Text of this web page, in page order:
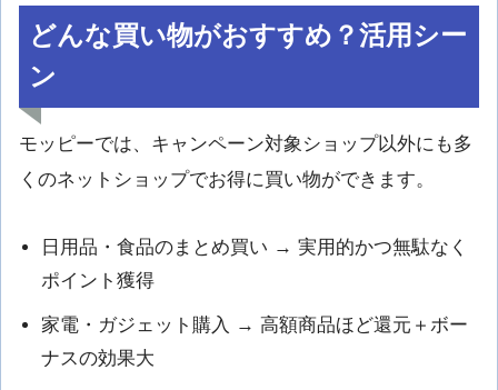
どんな買い物がおすすめ？活用シー
ン
モッピーでは、キャンペーン対象ショップ以外にも多
くのネットショップでお得に買い物ができます。
日用品・食品のまとめ買い → 実用的かつ無駄なく
ポイント獲得
家電・ガジェット購入 → 高額商品ほど還元＋ボー
ナスの効果大